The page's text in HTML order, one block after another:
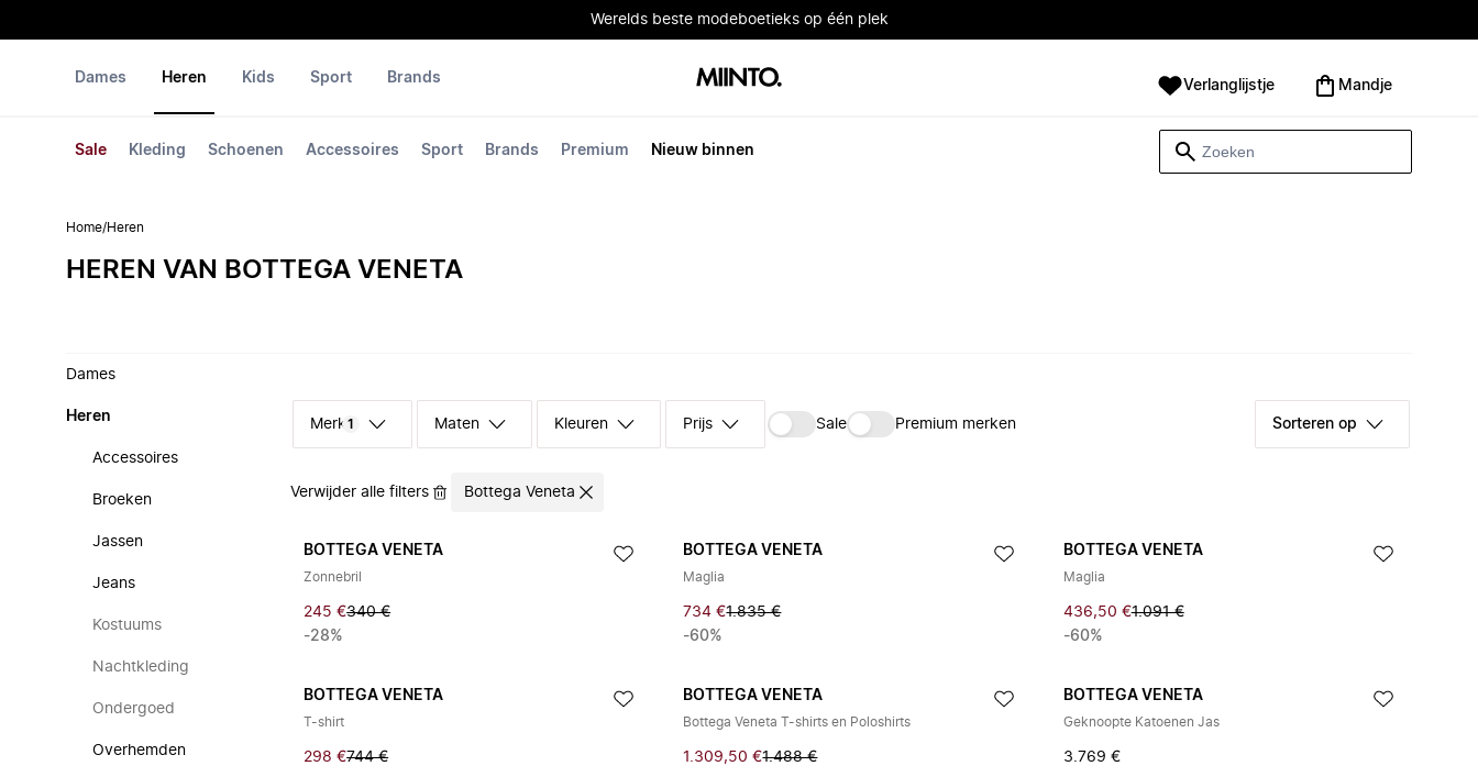
Werelds beste modeboetieks op één plek
Dames Heren
Sale Kleding Schoenen Accessoires Sport Brands Premium Nieuw binnen
Kids Sport Brands Verlanglijstje Mandje
Home/Heren
HEREN VAN BOTTEGA VENETA
Dames
Heren
Accessoires
Broeken
Jassen
Jeans
Kostuums
Nachtkleding
Ondergoed
Overhemden
Merk 1 Maten Kleuren Prijs Sale Premium merken Sorteren op
Verwijder alle filters Bottega Veneta
BOTTEGA VENETA
Zonnebril
245 €340 €
-28%
BOTTEGA VENETA
Maglia
734 €1.835 €
-60%
BOTTEGA VENETA
Maglia
436,50 €1.091 €
-60%
BOTTEGA VENETA
T-shirt
298 €744 €
BOTTEGA VENETA
Bottega Veneta T-shirts en Poloshirts
1.309,50 €1.488 €
BOTTEGA VENETA
Geknoopte Katoenen Jas
3.769 €